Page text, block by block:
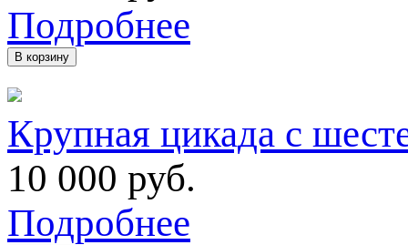
Подробнее
В корзину
Крупная цикада с
10 000 руб.
Подробнее